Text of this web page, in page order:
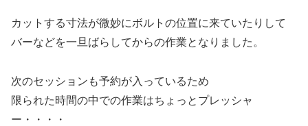
カットする寸法が微妙にボルトの位置に来ていたりして
バーなどを一旦ばらしてからの作業となりました。
次のセッションも予約が入っているため
限られた時間の中での作業はちょっとプレッシャ
ー・・・・